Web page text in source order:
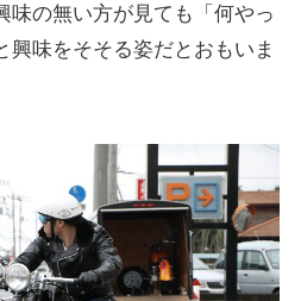
味の無い方が見ても「何やっ
興味をそそる姿だとおもいま